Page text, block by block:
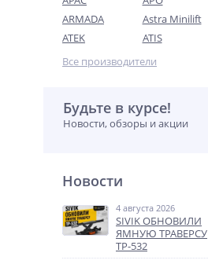
ARMADA
Astra Minilift
ATEK
ATIS
Все производители
Будьте в курсе!
Новости, обзоры и акции
Новости
4 августа 2026
SIVIK ОБНОВИЛИ
ЯМНУЮ ТРАВЕРСУ
ТР-532